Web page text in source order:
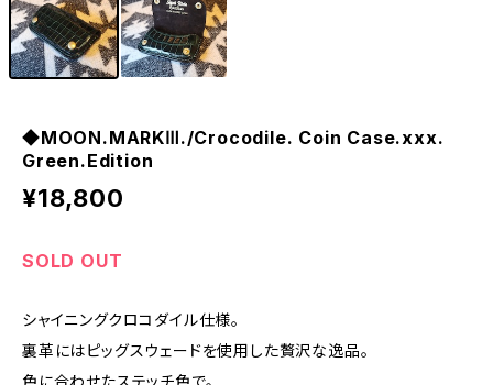
◆MOON.MARKⅢ./Crocodile. Coin Case.xxx.
Green.Edition
¥18,800
SOLD OUT
シャイニングクロコダイル仕様。
裏革にはピッグスウェードを使用した贅沢な逸品。
色に合わせたステッチ色で。